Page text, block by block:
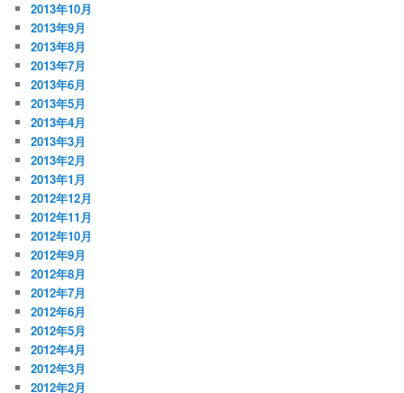
2013年10月
2013年9月
2013年8月
2013年7月
2013年6月
2013年5月
2013年4月
2013年3月
2013年2月
2013年1月
2012年12月
2012年11月
2012年10月
2012年9月
2012年8月
2012年7月
2012年6月
2012年5月
2012年4月
2012年3月
2012年2月